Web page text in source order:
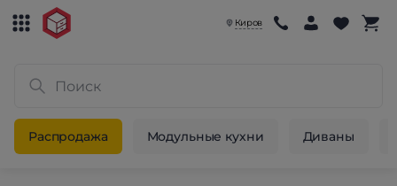
Киров
Распродажа Модульные кухни Диваны